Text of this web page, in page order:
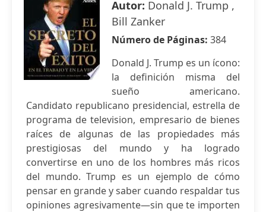
Autor: Donald J. Trump ,
Bill Zanker
Número de Páginas: 384
Donald J. Trump es un ícono:
la definición misma del
sueño americano.
Candidato republicano presidencial, estrella de
programa de television, empresario de bienes
raíces de algunas de las propiedades más
prestigiosas del mundo y ha logrado
convertirse en uno de los hombres más ricos
del mundo. Trump es un ejemplo de cómo
pensar en grande y saber cuando respaldar tus
opiniones agresivamente—sin que te importen